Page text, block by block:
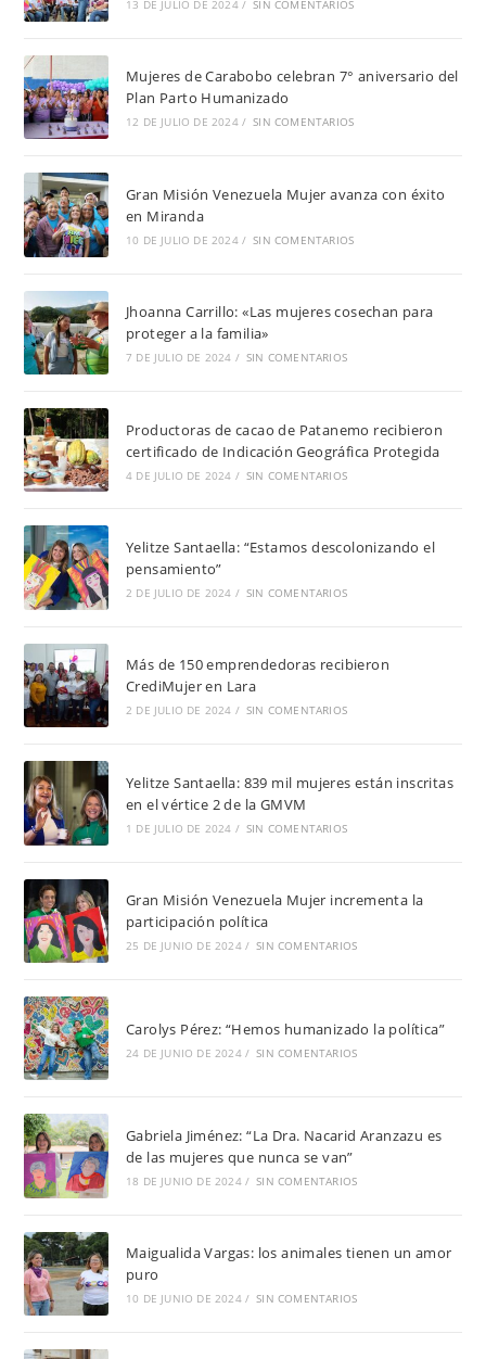
13 DE JULIO DE 2024 / SIN COMENTARIOS
Mujeres de Carabobo celebran 7° aniversario del
Plan Parto Humanizado
12 DE JULIO DE 2024 / SIN COMENTARIOS
Gran Misión Venezuela Mujer avanza con éxito
en Miranda
10 DE JULIO DE 2024 / SIN COMENTARIOS
Jhoanna Carrillo: «Las mujeres cosechan para
proteger a la familia»
7 DE JULIO DE 2024 / SIN COMENTARIOS
Productoras de cacao de Patanemo recibieron
certificado de Indicación Geográfica Protegida
4 DE JULIO DE 2024 / SIN COMENTARIOS
Yelitze Santaella: “Estamos descolonizando el
pensamiento”
2 DE JULIO DE 2024 / SIN COMENTARIOS
Más de 150 emprendedoras recibieron
CrediMujer en Lara
2 DE JULIO DE 2024 / SIN COMENTARIOS
Yelitze Santaella: 839 mil mujeres están inscritas
en el vértice 2 de la GMVM
1 DE JULIO DE 2024 / SIN COMENTARIOS
Gran Misión Venezuela Mujer incrementa la
participación política
25 DE JUNIO DE 2024 / SIN COMENTARIOS
Carolys Pérez: “Hemos humanizado la política”
24 DE JUNIO DE 2024 / SIN COMENTARIOS
Gabriela Jiménez: “La Dra. Nacarid Aranzazu es
de las mujeres que nunca se van”
18 DE JUNIO DE 2024 / SIN COMENTARIOS
Maigualida Vargas: los animales tienen un amor
puro
10 DE JUNIO DE 2024 / SIN COMENTARIOS